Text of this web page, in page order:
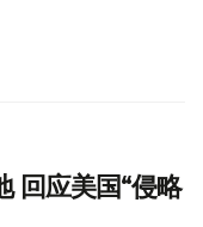
回应美国“侵略